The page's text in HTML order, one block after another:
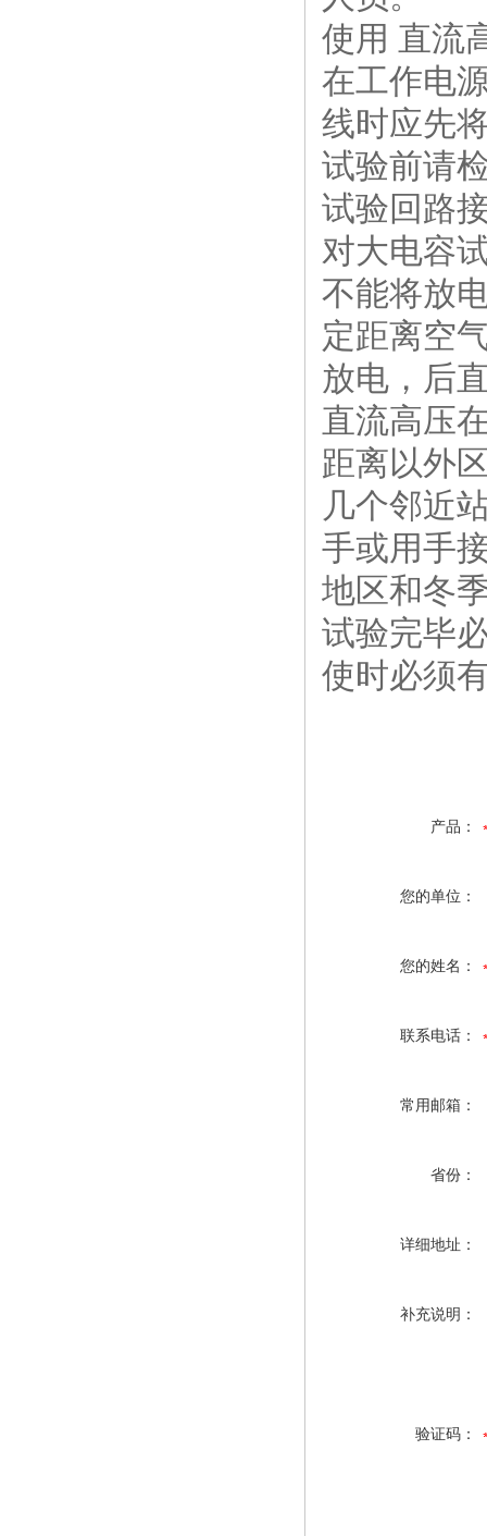
使用 直流
在工作电
线时应先
试验前请
试验回路
对大电容
不能将放
定距离空
放电，后
直流高压
距离以外
几个邻近
手或用手
地区和冬
试验完毕
使时必须
产品：
您的单位：
您的姓名：
联系电话：
常用邮箱：
省份：
详细地址：
补充说明：
验证码：